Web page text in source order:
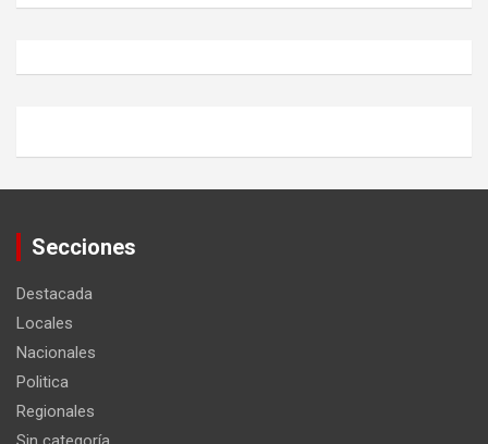
Secciones
Destacada
Locales
Nacionales
Politica
Regionales